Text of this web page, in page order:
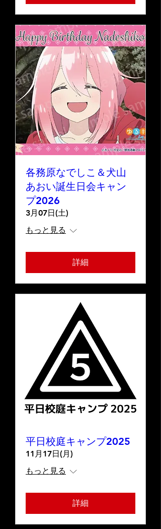
各務原なでしこ＆犬山
あおい誕生日会キャン
プ2026
3月07日(土)
もっと見る
詳細
平日校庭キャンプ2025
11月17日(月)
もっと見る
詳細